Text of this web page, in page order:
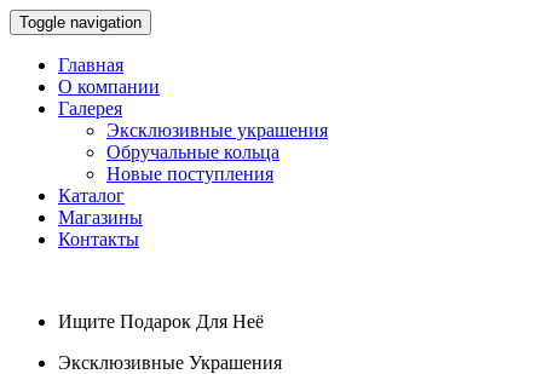
Toggle navigation
Главная
О компании
Галерея
Эксклюзивные украшения
Обручальные кольца
Новые поступления
Каталог
Магазины
Контакты
Ищите Подарок Для Неё
Эксклюзивные Украшения